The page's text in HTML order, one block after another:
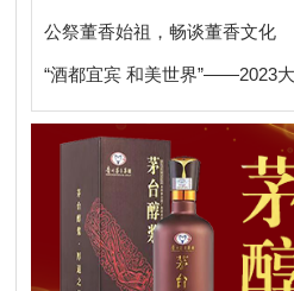
公祭董香始祖，畅谈董香文化
“酒都宜宾 和美世界”——2023